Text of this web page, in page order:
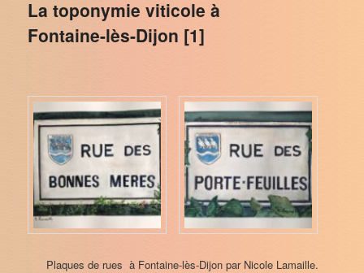
La toponymie viticole à
Fontaine-lès-Dijon [1]
Plaques de rues à Fontaine-lès-Dijon par Nicole Lamaille.